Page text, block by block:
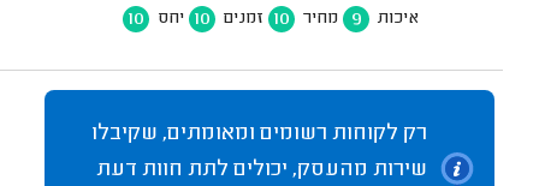
איכות 9 מחיר 10 זמנים 10 יחס 10
רק לקוחות רשומים ומאומתים, שקיבלו
שירות מהעסק, יכולים לתת חוות דעת